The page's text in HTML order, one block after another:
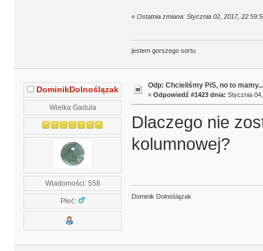
« Ostatnia zmiana: Stycznia 02, 2017,
jestem gorszego sortu
DominikDolnoślązak
Wielka Gaduła
Wiadomości: 558
Płeć:
Odp: Chcieliśmy PiS, no to
« Odpowiedź #1423 dnia: Stycznia
Dlaczego nie
kolumnowej?
Dominik Dolnoślązak